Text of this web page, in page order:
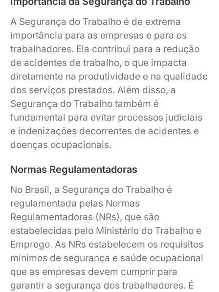
A Segurança do Trabalho é de extrema
importância para as empresas e para os
trabalhadores. Ela contribui para a redução
de acidentes de trabalho, o que impacta
diretamente na produtividade e na qualidade
dos serviços prestados. Além disso, a
Segurança do Trabalho também é
fundamental para evitar processos judiciais
e indenizações decorrentes de acidentes e
doenças ocupacionais.
Normas Regulamentadoras
No Brasil, a Segurança do Trabalho é
regulamentada pelas Normas
Regulamentadoras (NRs), que são
estabelecidas pelo Ministério do Trabalho e
Emprego. As NRs estabelecem os requisitos
mínimos de segurança e saúde ocupacional
que as empresas devem cumprir para
garantir a segurança dos trabalhadores. É